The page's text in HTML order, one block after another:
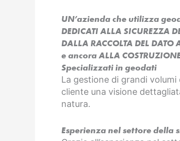
UN’azienda che utilizza
DEDICATI ALLA SICUREZZA
DALLA RACCOLTA DEL DATO
e ancora ALLA
Specializzati in geodati
La gestione di grandi
cliente una visione
natura.
Esperienza nel settore della